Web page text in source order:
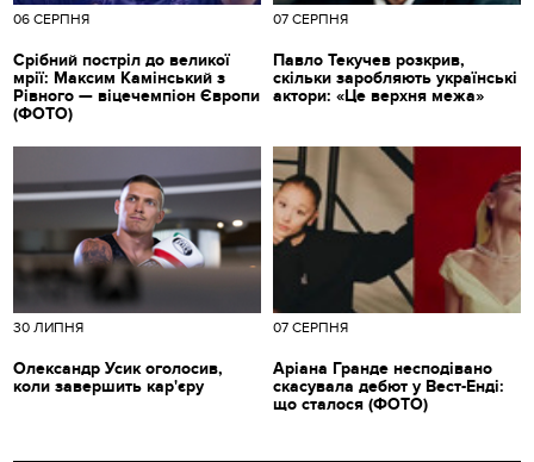
06 СЕРПНЯ
Срібний постріл до великої
мрії: Максим Камінський з
Рівного — віцечемпіон Європи
(ФОТО)
07 СЕРПНЯ
Павло Текучев розкрив,
скільки заробляють українські
актори: «Це верхня межа»
30 ЛИПНЯ
Олександр Усик оголосив,
коли завершить кар'єру
07 СЕРПНЯ
Аріана Гранде несподівано
скасувала дебют у Вест-Енді:
що сталося (ФОТО)